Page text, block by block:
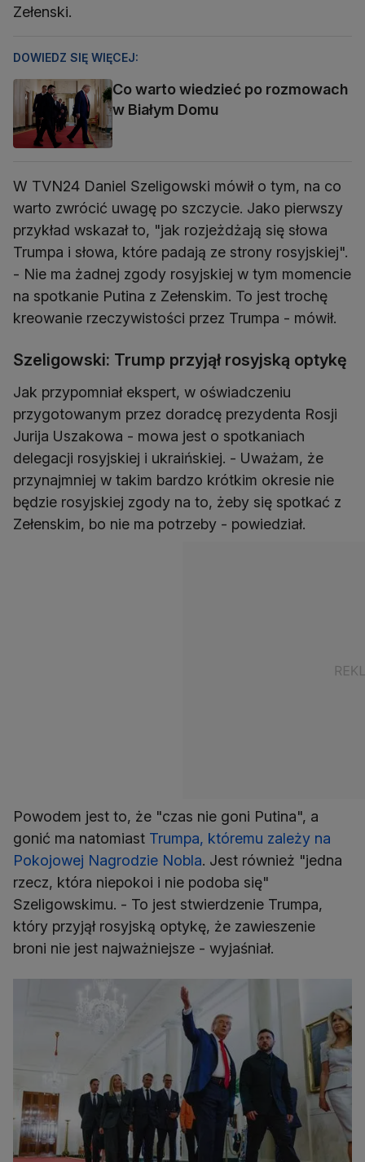
Zełenski.
DOWIEDZ SIĘ WIĘCEJ:
Co warto wiedzieć po rozmowach
w Białym Domu
W TVN24 Daniel Szeligowski mówił o tym, na co
warto zwrócić uwagę po szczycie. Jako pierwszy
przykład wskazał to, "jak rozjeżdżają się słowa
Trumpa i słowa, które padają ze strony rosyjskiej".
- Nie ma żadnej zgody rosyjskiej w tym momencie
na spotkanie Putina z Zełenskim. To jest trochę
kreowanie rzeczywistości przez Trumpa - mówił.
Szeligowski: Trump przyjął rosyjską optykę
Jak przypomniał ekspert, w oświadczeniu
przygotowanym przez doradcę prezydenta Rosji
Jurija Uszakowa - mowa jest o spotkaniach
delegacji rosyjskiej i ukraińskiej. - Uważam, że
przynajmniej w takim bardzo krótkim okresie nie
będzie rosyjskiej zgody na to, żeby się spotkać z
Zełenskim, bo nie ma potrzeby - powiedział.
Powodem jest to, że "czas nie goni Putina", a
gonić ma natomiast Trumpa, któremu zależy na
Pokojowej Nagrodzie Nobla. Jest również "jedna
rzecz, która niepokoi i nie podoba się"
Szeligowskimu. - To jest stwierdzenie Trumpa,
który przyjął rosyjską optykę, że zawieszenie
broni nie jest najważniejsze - wyjaśniał.